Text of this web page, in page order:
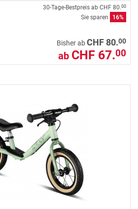
30-Tage-Bestpreis ab CHF 80.00
Sie sparen 16%
Bisher abCHF 80.00
ab CHF 67.00